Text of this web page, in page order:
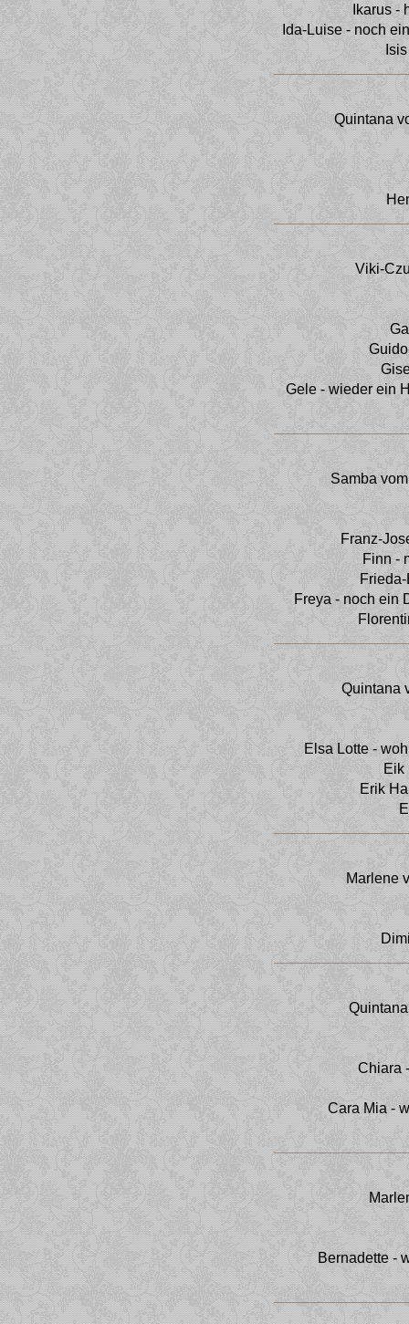
Ikarus -
Ida-Luise - noch
Quintana
Viki-
Gele - wieder ein
Samba
Franz-
Finn -
Freya - noch ein
Quintana
Elsa Lotte -
Eik
Erik
Marlene
Chiara
Cara Mia -
Bernadette -